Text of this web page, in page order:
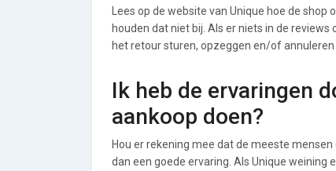
Lees op de website van Unique hoe de
houden dat niet bij. Als er niets in de
het retour sturen, opzeggen en/of annuleren
Ik heb de ervaringen
aankoop doen?
Hou er rekening mee dat de meeste
dan een goede ervaring. Als Unique